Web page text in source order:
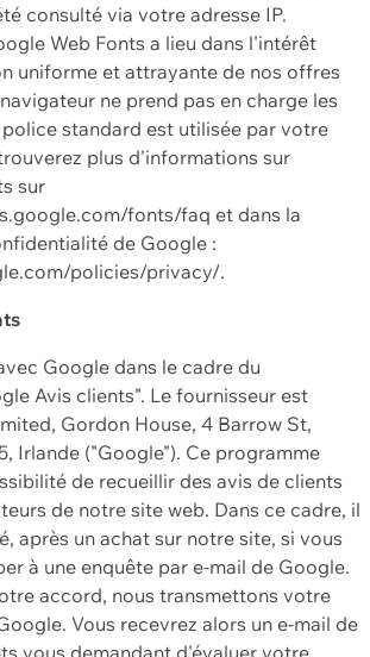
consulté via votre adresse IP.
Web Fonts a lieu dans l'intérêt
uniforme et attrayante de nos offres
ne prend pas en charge les
standard est utilisée par votre
plus d'informations sur
sur
fonts/faq et dans la
de Google :
policies/privacy/.
Google dans le cadre du
Avis clients". Le fournisseur est
Gordon House, 4 Barrow St,
Irlande ("Google"). Ce programme
de recueillir des avis de clients
de notre site web. Dans ce cadre, il
après un achat sur notre site, si vous
à une enquête par e-mail de Google.
accord, nous transmettons votre
Vous recevrez alors un e-mail de